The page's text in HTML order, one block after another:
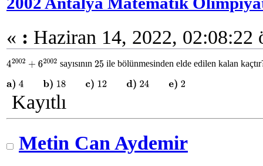
« : Haziran 14, 2022, 02:08:22
42002+ 62002 sayısının 25 ile bölünmesinden elde edilen kalan
a) 4b) c) 12d) 2
Kayıtlı
Metin Can Aydemir